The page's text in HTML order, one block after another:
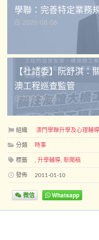
學聯：完善特定業務
2026-08-06
【社諮委】阮舒淇：
澳工程巡查監管
2026-08-05
組織 澳門學聯升學及心理輔
分類 時事
標籤 升學輔導 新聞稿
發佈 2011-01-10
微信 Whatsapp